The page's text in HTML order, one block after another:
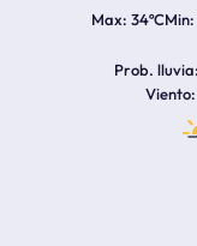
34ºC
Prob. lluvia
Viento